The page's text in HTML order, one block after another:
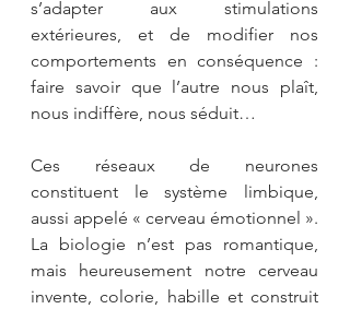
s’adapter aux stimulations
extérieures, et de modifier nos
comportements en conséquence :
faire savoir que l’autre nous plaît,
nous indiffère, nous séduit…
Ces réseaux de neurones
constituent le système limbique,
aussi appelé « cerveau émotionnel ».
La biologie n’est pas romantique,
mais heureusement notre cerveau
invente, colorie, habille et construit